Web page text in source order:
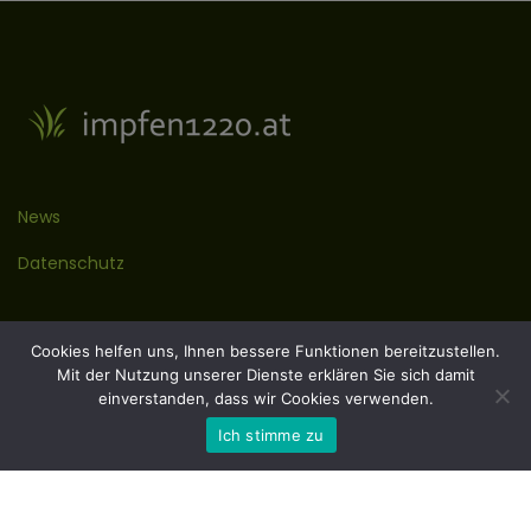
News
Datenschutz
Kontakt
Impressum
Cookies helfen uns, Ihnen bessere Funktionen bereitzustellen.
Mit der Nutzung unserer Dienste erklären Sie sich damit
einverstanden, dass wir Cookies verwenden.
Ich stimme zu